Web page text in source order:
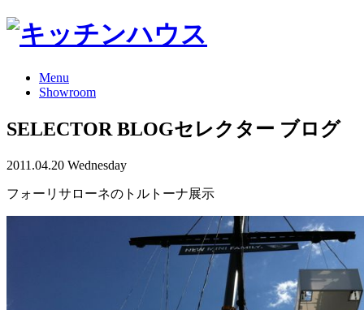
Menu
Showroom
SELECTOR BLOGセレクター ブログ
2011.04.20 Wednesday
フォーリサローネのトルトーナ展示